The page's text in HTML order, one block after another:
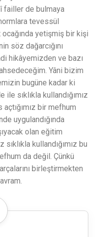
failler de bulmaya
tevessül
yetişmiş bir kişi
söz dağarcığını
hikâyemizden ve bazı
Yâni bizim
bugüne kadar ki
sıklıkla kullandığımız
bir mefhum
uygulandığında
olan eğitim
kullandığımız bu
da değil. Çünkü
birleştirmekten